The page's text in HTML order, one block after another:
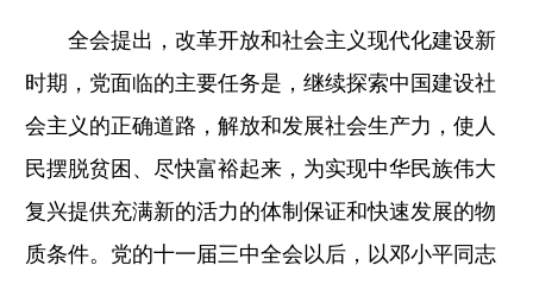
全会提出，改革开放和社会主义现代化建设新
时期，党面临的主要任务是，继续探索中国建设社
会主义的正确道路，解放和发展社会生产力，使人
民摆脱贫困、尽快富裕起来，为实现中华民族伟大
复兴提供充满新的活力的体制保证和快速发展的物
质条件。党的十一届三中全会以后，以邓小平同志